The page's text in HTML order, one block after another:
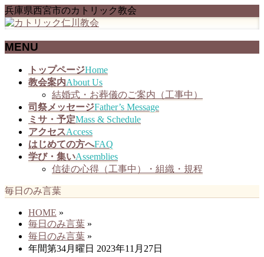
兵庫県西宮市のカトリック教会
MENU
トップページHome
教会案内About Us
結婚式・お葬儀のご案内（工事中）
司祭メッセージFather’s Message
ミサ・予定Mass & Schedule
アクセスAccess
はじめての方へFAQ
学び・集いAssemblies
信徒の心得（工事中）・組織・規程
毎日のみ言葉
HOME »
毎日のみ言葉 »
毎日のみ言葉 »
年間第34月曜日 2023年11月27日